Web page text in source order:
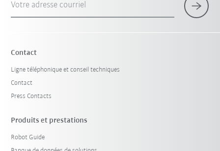
Votre adresse courriel
Contact
Ligne téléphonique et conseil techniques
Contact
Press Contacts
Produits et prestations
Robot Guide